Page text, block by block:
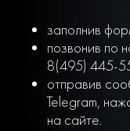
заполнив
позвонив по
8(495) 445-
отправив
Telegram,
на сайте.